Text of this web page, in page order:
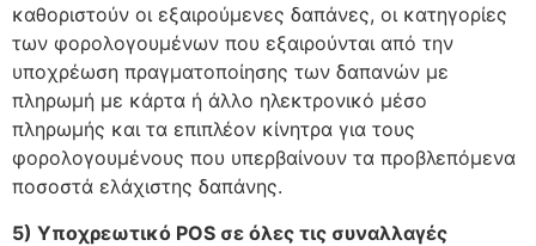
καθοριστούν οι εξαιρούμενες δαπάνες, οι κατηγορίες
των φορολογουμένων που εξαιρούνται από την
υποχρέωση πραγματοποίησης των δαπανών με
πληρωμή με κάρτα ή άλλο ηλεκτρονικό μέσο
πληρωμής και τα επιπλέον κίνητρα για τους
φορολογουμένους που υπερβαίνουν τα προβλεπόμενα
ποσοστά ελάχιστης δαπάνης.
5) Υποχρεωτικό POS σε όλες τις συναλλαγές